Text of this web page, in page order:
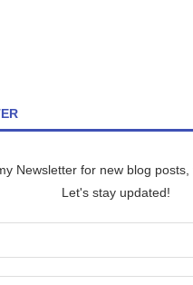
Newsletter for new blog
Let's stay updated!